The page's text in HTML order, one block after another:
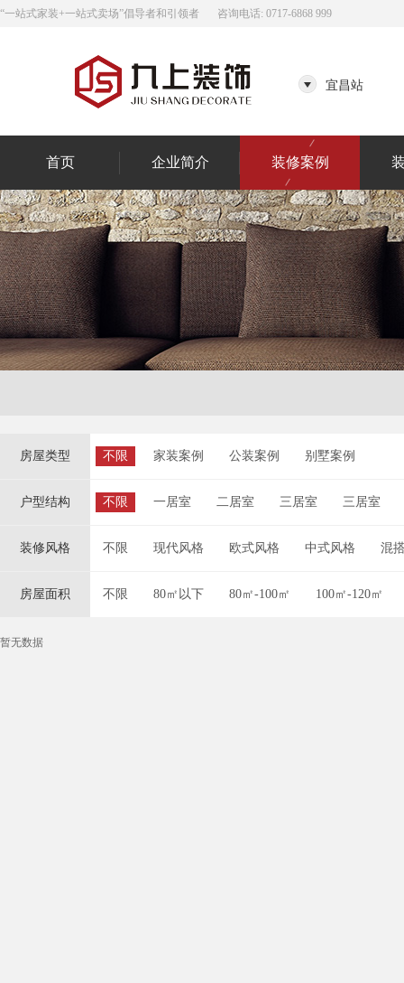
“一站式家装+一站式卖场”倡导者和引领者 咨询电话: 0717-6868 999
宜昌站
首页 企业简介 装修案例
房屋类型 不限 家装案例 公装案例 别墅案例
户型结构 不限 一居室 二居室 三居室 三居室
装修风格 不限 现代风格 欧式风格 中式风格 混
房屋面积 不限 80㎡以下 80㎡-100㎡ 100㎡-120㎡
暂无数据